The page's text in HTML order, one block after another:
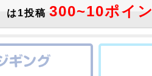
は1投稿 300~10ポイン